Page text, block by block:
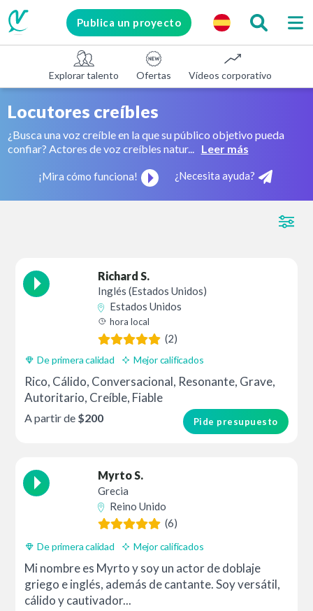
Publica un proyecto
Explorar talento Ofertas Vídeos corporativos
Locutores creíbles
¿Busca una voz creíble en la que su público objetivo pueda
confiar? Actores de voz creíbles natur...
Leer más
¡Mira cómo funciona! ¿Necesita ayuda?
Richard S.
Inglés (Estados Unidos)
Estados Unidos
hora local
(2)
De primera calidad Mejor calificados
Rico, Cálido, Conversacional, Resonante, Grave,
Autoritario, Creíble, Fiable
Pide presupuesto
A partir de $200
Myrto S.
Grecia
Reino Unido
(6)
De primera calidad Mejor calificados
Mi nombre es Myrto y soy un actor de doblaje
griego e inglés, además de cantante. Soy versátil,
cálido y cautivador...